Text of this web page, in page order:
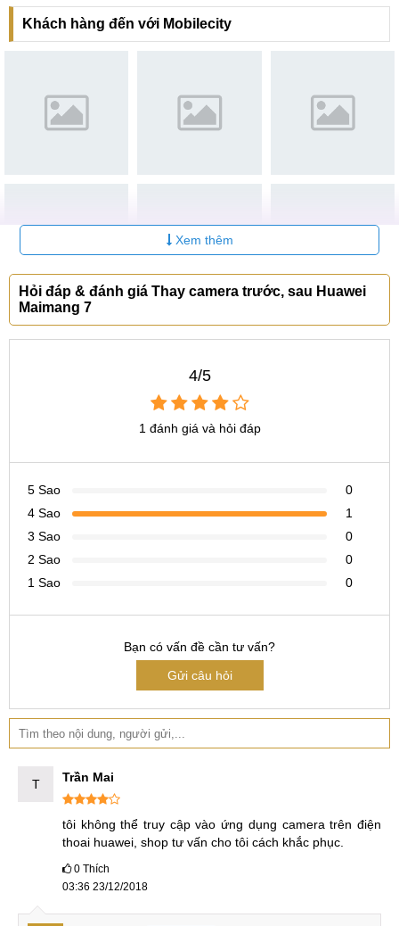
CN 2:398 Cầu Giấy, Q. Cầu Giấy
Hotline:096.2222.398
Hotline:0338.424242
602 Lê Hồng Phong, Quận 10
Tại Đà Nẵng
CN 6:97 Hàm Nghi, Q.Thanh Khê
Tìm kiếm khác liên quan:
thay loa ngoài Huawei Maimang 7 giá bao nhiêu
thay loa ngoài Huawei Maimang 7 lấy ngay
thay loa trong Huawei Maimang 7 ở đâu
Khách hàng đến với Mobilecity
Xem thêm
Hỏi đáp & đánh giá Thay camera trước, sau Huawei
Maimang 7
4/5
1 đánh giá và hỏi đáp
5 Sao
0
4 Sao
1
3 Sao
0
2 Sao
0
1 Sao
0
Bạn có vấn đề cần tư vấn?
Gửi câu hỏi
T Trần Mai
tôi không thể truy cập vào ứng dụng camera trên điện
thoai huawei, shop tư vấn cho tôi cách khắc phục.
0 Thích
03:36 23/12/2018